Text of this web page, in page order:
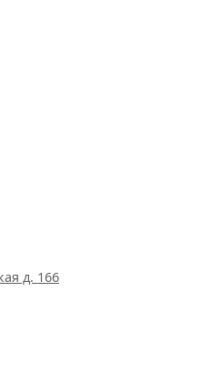
д. 166